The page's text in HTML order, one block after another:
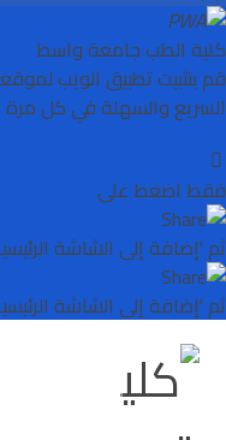
كلية الطب جامعة واسط
قم بتثبيت تطبيق الويب
السريع والسهلة في كل مرة
فقط اضغط على
ثم 'إضافة إلى الشاشة
ثم 'إضافة إلى الشاشة